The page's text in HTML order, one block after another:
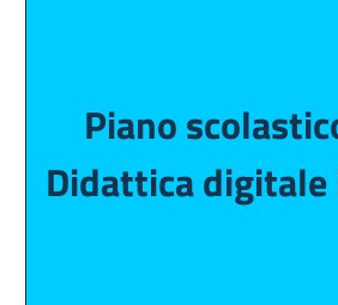
Piano
Didattica